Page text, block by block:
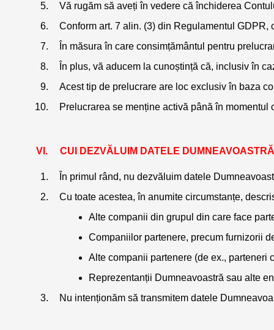
Vă rugăm să aveți în vedere că închiderea
Conform art. 7 alin. (3) din Regulamentul
În măsura în care consimțământul pentru
În plus, vă aducem la cunoștință că, inclusiv în
Acest tip de prelucrare are loc exclusiv în baza
Prelucrarea se menține activă până în
CUI DEZVĂLUIM DATELE
În primul rând, nu dezvăluim datele
Cu toate acestea, în anumite circumstanțe,
Alte companii din grupul din care face
Companiilor partenere, precum furnizorii
Alte companii partenere (de ex., parteneri
Reprezentanții Dumneavoastră sau alte
Nu intenționăm să transmitem datele